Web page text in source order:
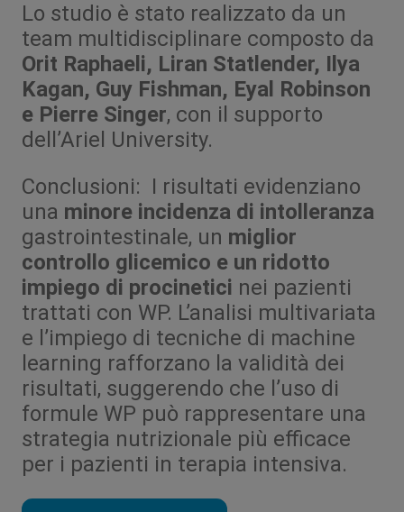
Lo studio è stato realizzato da un
team multidisciplinare composto da
Orit Raphaeli, Liran Statlender, Ilya
Kagan, Guy Fishman, Eyal Robinson
e Pierre Singer, con il supporto
dell’Ariel University.
Conclusioni: I risultati evidenziano
una minore incidenza di intolleranza
gastrointestinale, un miglior
controllo glicemico e un ridotto
impiego di procinetici nei pazienti
trattati con WP. L’analisi multivariata
e l’impiego di tecniche di machine
learning rafforzano la validità dei
risultati, suggerendo che l’uso di
formule WP può rappresentare una
strategia nutrizionale più efficace
per i pazienti in terapia intensiva.